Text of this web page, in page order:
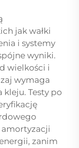
jak wałki
i systemy
wyniki.
wielkości i
wymaga
kleju. Testy po
amortyzacji
zanim